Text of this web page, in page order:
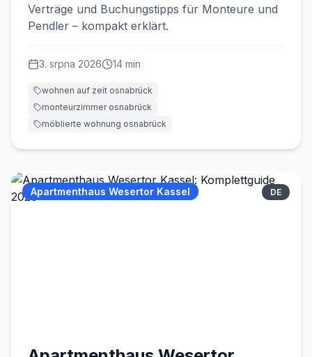
Verträge und Buchungstipps für Monteure und
Pendler – kompakt erklärt.
3. srpna 2026 14 min
wohnen auf zeit osnabrück
monteurzimmer osnabrück
möblierte wohnung osnabrück
Apartmenthaus Wesertor Kassel DE